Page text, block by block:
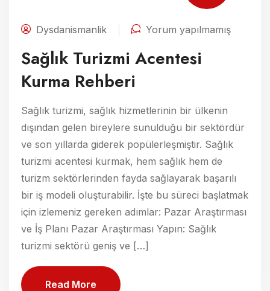
Dysdanismanlik Yorum yapılmamış
Sağlık Turizmi Acentesi
Kurma Rehberi
Sağlık turizmi, sağlık hizmetlerinin bir ülkenin
dışından gelen bireylere sunulduğu bir sektördür
ve son yıllarda giderek popülerleşmiştir. Sağlık
turizmi acentesi kurmak, hem sağlık hem de
turizm sektörlerinden fayda sağlayarak başarılı
bir iş modeli oluşturabilir. İşte bu süreci başlatmak
için izlemeniz gereken adımlar: Pazar Araştırması
ve İş Planı Pazar Araştırması Yapın: Sağlık
turizmi sektörü geniş ve […]
Read More